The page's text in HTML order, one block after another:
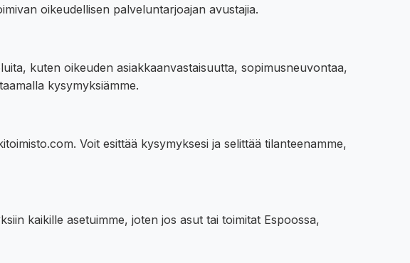
oikeudellisen palveluntarjoajan avustajia.
kuten oikeuden asiakkaanvastaisuutta, sopimusneuvontaa,
kysymyksiämme.
Voit esittää kysymyksesi ja selittää tilanteenamme,
kaikille asetuimme, joten jos asut tai toimitat Espoossa,